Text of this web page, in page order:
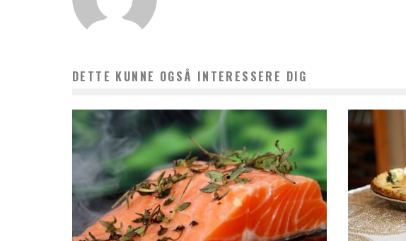
DETTE KUNNE OGSÅ INTERESSERE DIG